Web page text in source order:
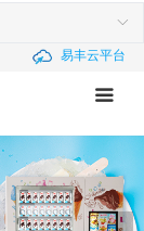
易丰云平台
끀
ꀅ